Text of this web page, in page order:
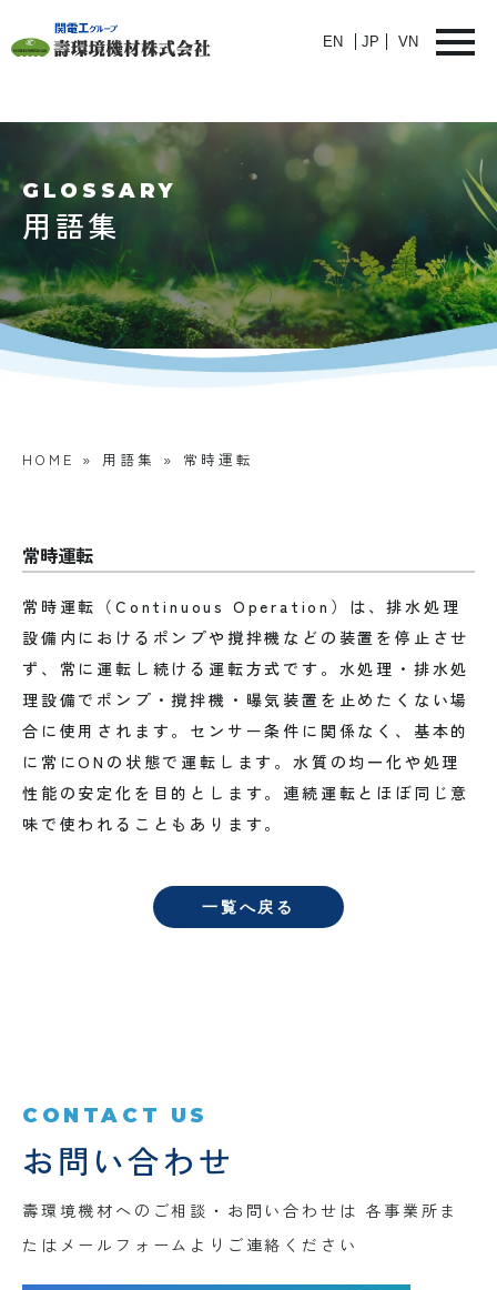
EN JP VN
GLOSSARY
用語集
HOME » 用語集 » 常時運転
常時運転
常時運転（Continuous Operation）は、排水処理
設備内におけるポンプや撹拌機などの装置を停止させ
ず、常に運転し続ける運転方式です。水処理・排水処
理設備でポンプ・撹拌機・曝気装置を止めたくない場
合に使用されます。センサー条件に関係なく、基本的
に常にONの状態で運転します。水質の均一化や処理
性能の安定化を目的とします。連続運転とほぼ同じ意
味で使われることもあります。
一覧へ戻る
CONTACT US
お問い合わせ
壽環境機材へのご相談・お問い合わせは 各事業所ま
たはメールフォームよりご連絡ください